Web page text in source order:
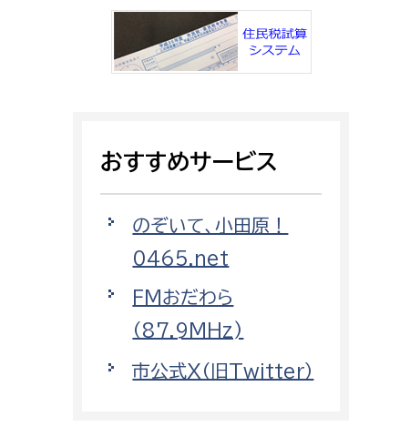
開発審査課
消防総務課
警防計画課
救急課
消防課
警防第1課
警防第2課
おすすめサービス
のぞいて、小田原！
0465.net
FMおだわら
（87.9MHz)
市公式X（旧Twitter）